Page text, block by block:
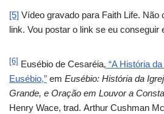
[5] Vídeo gravado para Faith Life. Não
link. Vou postar o link se eu conseguir
[6] Eusébio de Cesaréia, “A História
Eusébio,” em Eusébio: História da
Grande, e Oração em Louvor a
Henry Wace, trad. Arthur Cushman